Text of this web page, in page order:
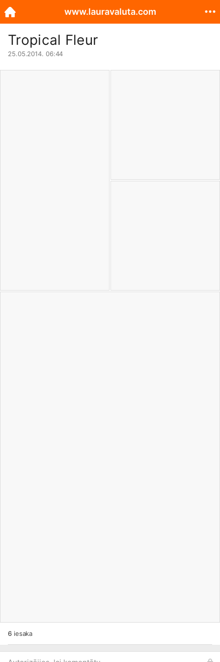
Tropical Fleur
25.05.2014. 06:44
6iesaka
www.lauravaluta.com